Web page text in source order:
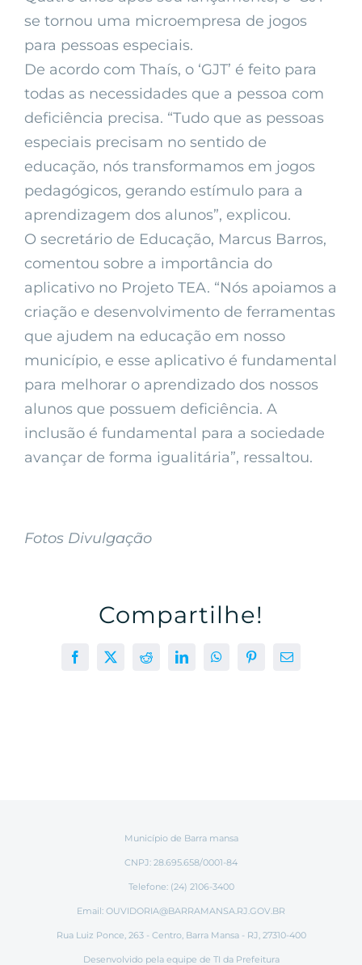
se tornou uma microempresa de jogos
para pessoas especiais.
De acordo com Thaís, o ‘GJT’ é feito para
todas as necessidades que a pessoa com
deficiência precisa. “Tudo que as pessoas
especiais precisam no sentido de
educação, nós transformamos em jogos
pedagógicos, gerando estímulo para a
aprendizagem dos alunos”, explicou.
O secretário de Educação, Marcus Barros,
comentou sobre a importância do
aplicativo no Projeto TEA. “Nós apoiamos a
criação e desenvolvimento de ferramentas
que ajudem na educação em nosso
município, e esse aplicativo é fundamental
para melhorar o aprendizado dos nossos
alunos que possuem deficiência. A
inclusão é fundamental para a sociedade
avançar de forma igualitária”, ressaltou.
Fotos Divulgação
Compartilhe!
Facebook
X RedditLinkedInWhatsAppPinterest
E-
Município de Barra mansa
CNPJ: 28.695.658/0001-84
Telefone: (24) 2106-3400
Email: OUVIDORIA@BARRAMANSA.RJ.GOV.BR
Rua Luiz Ponce, 263 - Centro, Barra Mansa - RJ, 27310-400
Desenvolvido pela equipe de TI da Prefeitura